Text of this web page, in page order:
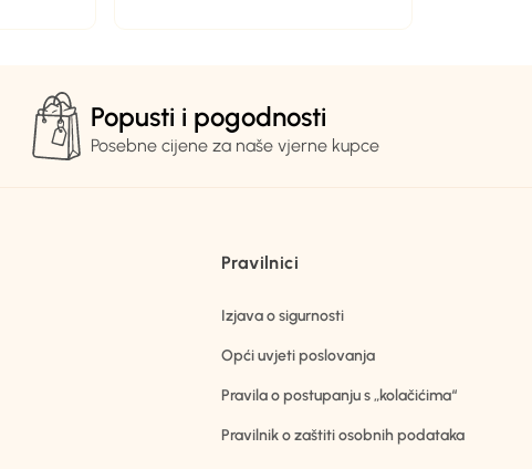
Popusti i pogodnosti
Posebne cijene za naše vjerne kupce
Pravilnici
Izjava o sigurnosti
Opći uvjeti poslovanja
Pravila o postupanju s „kolačićima“
Pravilnik o zaštiti osobnih podataka